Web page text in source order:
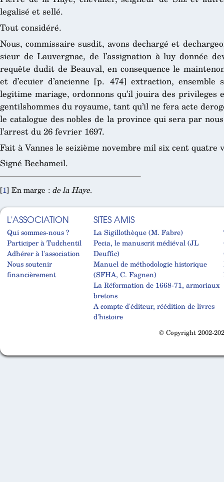
legalisé et sellé.
Tout considéré.
Nous, commissaire susdit, avons dechargé et
sieur de Lauvergnac, de l’assignation à luy donnée
requête dudit de Beauval, en consequence le
et d’ecuier d’ancienne [p. 474] extraction,
legitime mariage, ordonnons qu’il jouira des
gentilshommes du royaume, tant qu’il ne fera acte
le catalogue des nobles de la province qui sera par
l’arrest du 26 fevrier 1697.
Fait à Vannes le seizième novembre mil six cent quatre
Signé Bechameil.
[1] En marge : de la Haye.
L'ASSOCIATION
Qui sommes-nous ?
Participer à Tudchentil
Adhérer à l'association
Nous soutenir
financièrement
SITES AMIS
La Sigillothèque (M. Fabre)
Pecia, le manuscrit médiéval (JL
Deuffic)
Manuel de méthodologie historique
(SFHA, C. Fagnen)
La Réformation de 1668-71, armoriaux
bretons
A compte d'éditeur, réédition de livres
d'histoire
© Copyright 2002-